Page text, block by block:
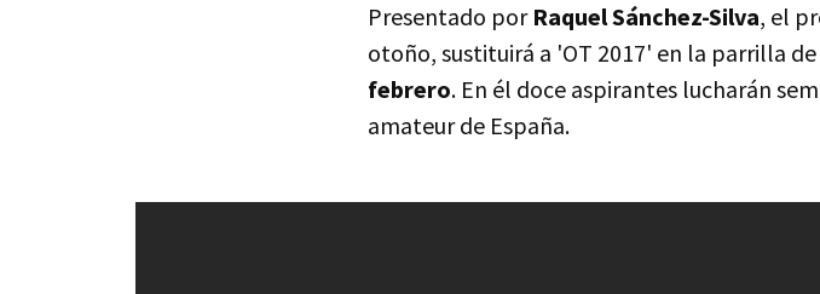
Presentado por Raquel Sánchez-Silva, el
otoño, sustituirá a 'OT 2017' en la parrilla
febrero. En él doce aspirantes lucharán
amateur de España.